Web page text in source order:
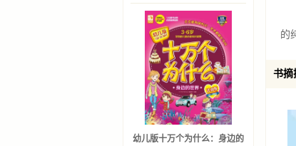
幼儿版十万个为什么：身边的
苍
天
的
书摘